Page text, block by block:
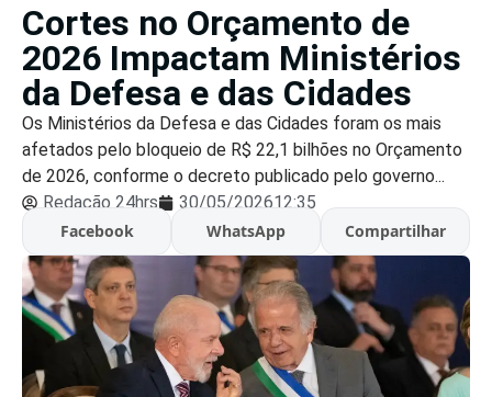
Cortes no Orçamento de
2026 Impactam Ministérios
da Defesa e das Cidades
Os Ministérios da Defesa e das Cidades foram os mais
afetados pelo bloqueio de R$ 22,1 bilhões no Orçamento
de 2026, conforme o decreto publicado pelo governo...
Redação 24hrs
30/05/202612:35
Facebook
WhatsApp Compartilhar